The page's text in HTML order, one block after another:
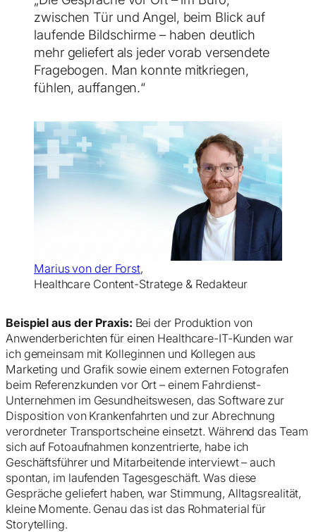
zwischen Tür und Angel, beim Blick auf
laufende Bildschirme – haben deutlich
mehr geliefert als jeder vorab versendete
Fragebogen. Man konnte mitkriegen,
fühlen, auffangen.“
Marius von der Forst,
Healthcare Content-Stratege & Redakteur
Beispiel aus der Praxis: Bei der Produktion von
Anwenderberichten für einen Healthcare-IT-Kunden war
ich gemeinsam mit Kolleginnen und Kollegen aus
Marketing und Grafik sowie einem externen Fotografen
beim Referenzkunden vor Ort – einem Fahrdienst-
Unternehmen im Gesundheitswesen, das Software zur
Disposition von Krankenfahrten und zur Abrechnung
verordneter Transportscheine einsetzt. Während das Team
sich auf Fotoaufnahmen konzentrierte, habe ich
Geschäftsführer und Mitarbeitende interviewt – auch
spontan, im laufenden Tagesgeschäft. Was diese
Gespräche geliefert haben, war Stimmung, Alltagsrealität,
kleine Momente. Genau das ist das Rohmaterial für
Storytelling.